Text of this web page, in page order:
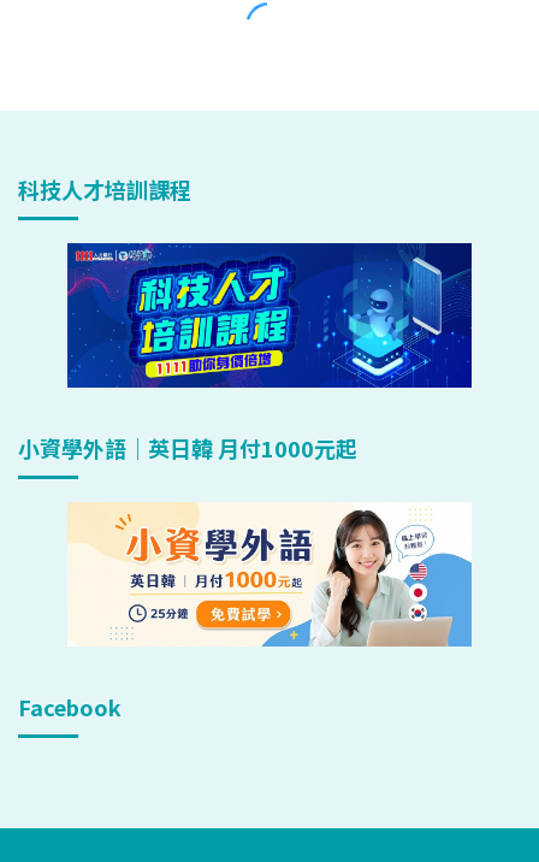
科技人才培訓課程
小資學外語｜英日韓 月付1000元起
Facebook